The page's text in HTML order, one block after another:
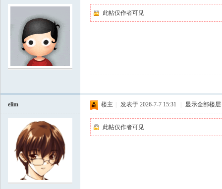
此帖仅作者可见
elim 楼主 发表于 2026-7-7 15:31 显示全部楼层
此帖仅作者可见